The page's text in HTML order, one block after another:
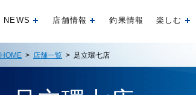
NEWS 開く店舗情報 開く釣果情報 楽しむ
HOME > 店舗一覧 > 足立環七店